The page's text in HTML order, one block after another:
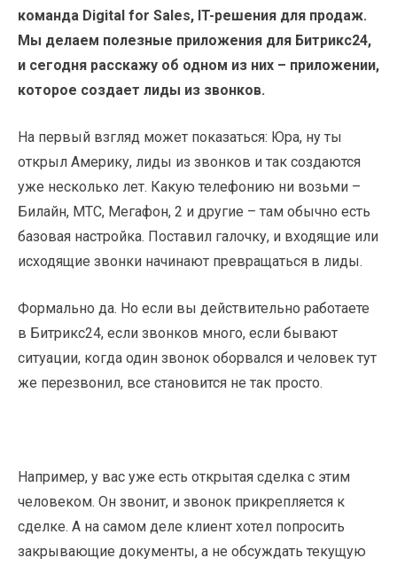
команда Digital for Sales, IT-решения для продаж.
Мы делаем полезные приложения для Битрикс24,
и сегодня расскажу об одном из них – приложении,
которое создает лиды из звонков.
На первый взгляд может показаться: Юра, ну ты
открыл Америку, лиды из звонков и так создаются
уже несколько лет. Какую телефонию ни возьми –
Билайн, МТС, Мегафон, 2 и другие – там обычно есть
базовая настройка. Поставил галочку, и входящие или
исходящие звонки начинают превращаться в лиды.
Формально да. Но если вы действительно работаете
в Битрикс24, если звонков много, если бывают
ситуации, когда один звонок оборвался и человек тут
же перезвонил, все становится не так просто.
Например, у вас уже есть открытая сделка с этим
человеком. Он звонит, и звонок прикрепляется к
сделке. А на самом деле клиент хотел попросить
закрывающие документы, а не обсуждать текущую